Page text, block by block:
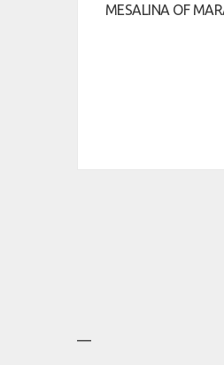
MESALINA OF
—